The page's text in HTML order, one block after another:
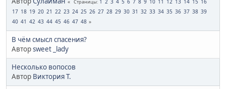
Страницы
17 18 19 20 21 22 23 24 25 26 27 28 29 30 31 32 33 34 35 36 37 38 39
40 41 42 43 44 45 46 47 48
В чём смысл спасения?
Авторsweet _lady
Несколько вопосов
Автор Виктория Т.